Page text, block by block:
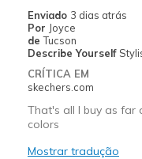
Enviado 3 dias atrás
Por Joyce
de Tucson
Describe Yourself
CRÍTICA EM
skechers.com
That's all I buy as far
colors
Mostrar tradução